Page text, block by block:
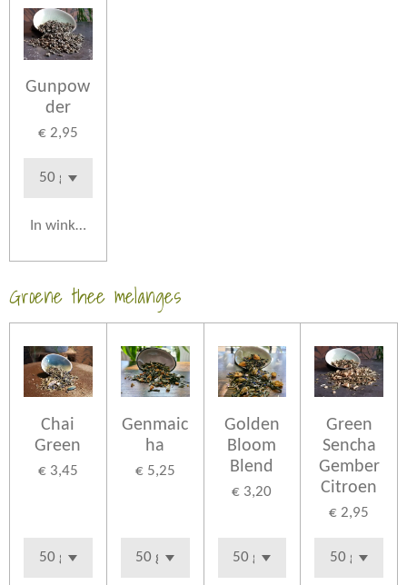
Gunpow
der
€ 2,95
In winkelwagen
Groene thee melanges
Chai
Green
€ 3,45
Genmaic
ha
€ 5,25
Golden
Bloom
Blend
€ 3,20
Green
Sencha
Gember
Citroen
€ 2,95